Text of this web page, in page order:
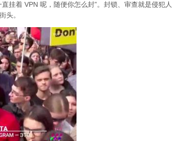
直挂着 VPN 呢，随便你怎么封”。封锁、审查就是侵犯人
头。